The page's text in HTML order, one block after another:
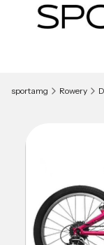
sportamg Rowery